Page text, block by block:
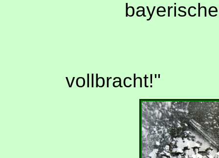
vollbracht!"